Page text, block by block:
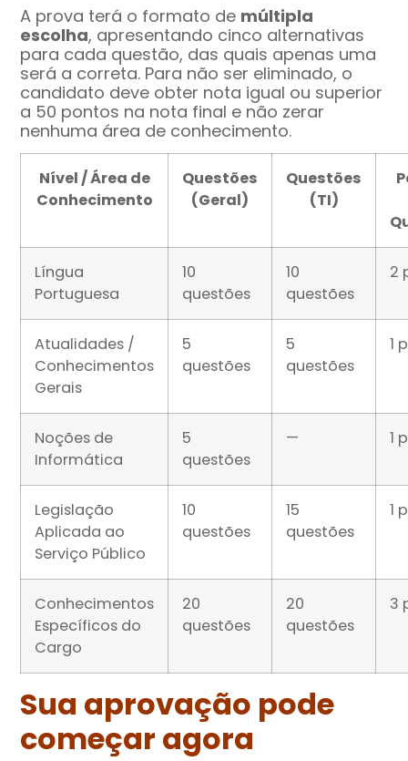
A prova terá o formato de múltipla
escolha, apresentando cinco alternativas
para cada questão, das quais apenas uma
será a correta. Para não ser eliminado, o
candidato deve obter nota igual ou superior
a 50 pontos na nota final e não zerar
nenhuma área de conhecimento.
Nível / Área de
Conhecimento
Questões
(Geral)
Questões
(TI)
Língua
Portuguesa
10
questões
10
questões
2
Atualidades /
Conhecimentos
Gerais
5
questões
5
questões
1
Noções de
Informática
5
questões
— 1
Legislação
Aplicada ao
Serviço Público
10
questões
15
questões
1
Conhecimentos
Específicos do
Cargo
20
questões
20
questões
3
Sua aprovação pode
começar agora